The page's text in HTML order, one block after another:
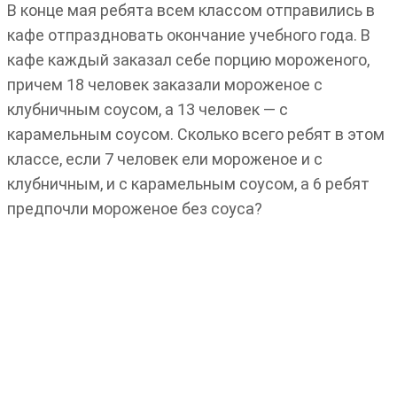
В конце мая ребята всем классом отправились в
кафе отпраздновать окончание учебного года. В
кафе каждый заказал себе порцию мороженого,
причем 18 человек заказали мороженое с
клубничным соусом, а 13 человек — с
карамельным соусом. Сколько всего ребят в этом
классе, если 7 человек ели мороженое и с
клубничным, и с карамельным соусом, а 6 ребят
предпочли мороженое без соуса?